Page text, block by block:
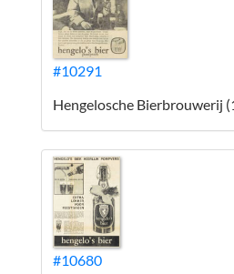
#10291
Hengelosche Bierbrouwerij
#10680